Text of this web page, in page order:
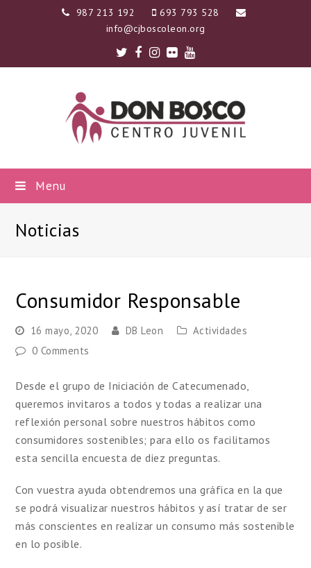
987 213 192
693 793 528
info@cjboscoleon.org
Twitter
Facebook
Instagram
FlickrYoutube
Menu
Noticias
Consumidor Responsable
16 mayo, 2020 DB Leon
Actividades
0 Comments
Desde el grupo de Iniciación de Catecumenado,
queremos invitaros a todos y todas a realizar una
reflexión personal sobre nuestros hábitos como
consumidores sostenibles; para ello os facilitamos
esta sencilla encuesta de diez preguntas.
Con vuestra ayuda obtendremos una gráfica en la que
se podrá visualizar nuestros hábitos y así tratar de ser
más conscientes en realizar un consumo más sostenible
en lo posible.